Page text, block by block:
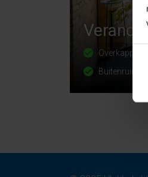
Overkapping,
Buitenruimte
Overkapping,
Buitenruimte
Overkapping,
Buitenruimte